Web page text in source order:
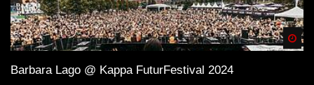
Barbara Lago @ Kappa FuturFestival 2024